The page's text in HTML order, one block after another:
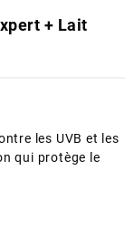
+ Lait
les UVB et les
qui protège le